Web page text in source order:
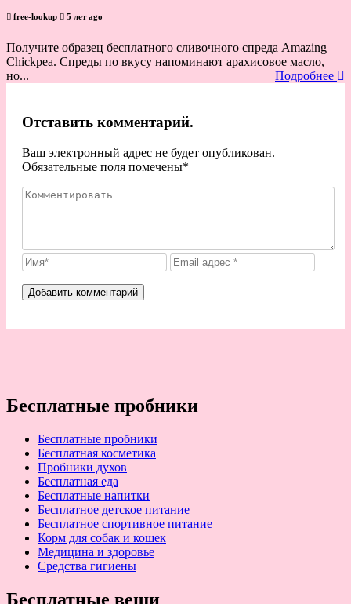
free-lookup 5 лет ago
Получите образец бесплатного сливочного спреда Amazing
Chickpea. Спреды по вкусу напоминают арахисовое масло,
но...
Подробнее
Отставить комментарий.
Ваш электронный адрес не будет опубликован.
Обязательные поля помечены*
Бесплатные пробники
Бесплатные пробники
Бесплатная косметика
Пробники духов
Бесплатная еда
Бесплатные напитки
Бесплатное детское питание
Бесплатное спортивное питание
Корм для собак и кошек
Медицина и здоровье
Средства гигиены
Бесплатные вещи